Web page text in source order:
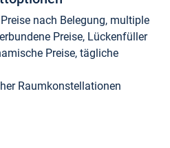
nach Belegung, multiple
Preise, Lückenfüller
Preise, tägliche
Raumkonstellationen